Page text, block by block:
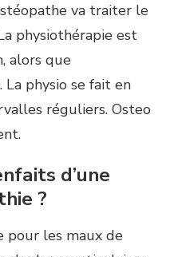
va traiter le
physiothérapie est
alors que
La physio se fait en
réguliers. Osteo
d’une
?
pour les maux de